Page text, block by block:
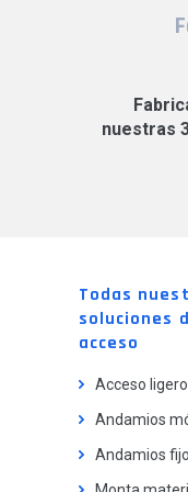
nuestras
Todas
soluciones
acceso
Acceso ligero
Andamios
Andamios